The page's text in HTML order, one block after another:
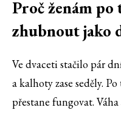
Proč ženám
zhubnout jako
Ve dvaceti stačilo pár
a kalhoty zase seděly.
přestane fungovat.